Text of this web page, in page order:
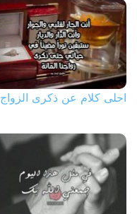
احلى كلام عن ذكرى الزواج